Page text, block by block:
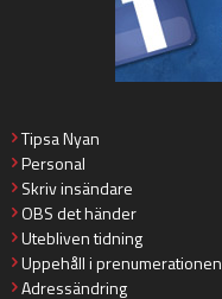
Tipsa Nyan
Personal
Skriv insändare
OBS det händer
Utebliven tidning
Uppehåll i prenumerationen
Adressändring